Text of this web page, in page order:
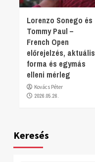
Lorenzo Sonego és
Tommy Paul –
French Open
előrejelzés, aktuális
forma és egymás
elleni mérleg
Kovács Péter
2026.05.26.
Keresés